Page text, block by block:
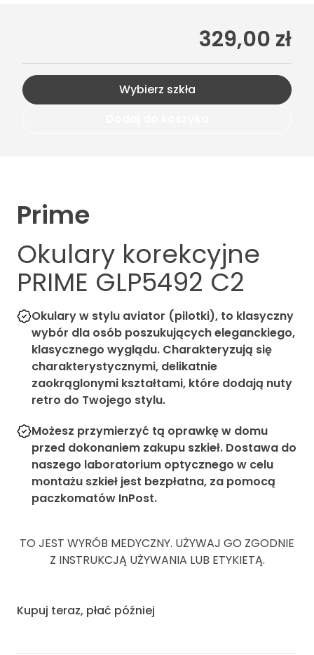
329,00 zł
Wybierz szkła
Prime
Okulary korekcyjne
PRIME GLP5492 C2
Okulary w stylu aviator (pilotki), to klasyczny
wybór dla osób poszukujących eleganckiego,
klasycznego wyglądu. Charakteryzują się
charakterystycznymi, delikatnie
zaokrąglonymi kształtami, które dodają nuty
retro do Twojego stylu.
Możesz przymierzyć tą oprawkę w domu
przed dokonaniem zakupu szkieł. Dostawa do
naszego laboratorium optycznego w celu
montażu szkieł jest bezpłatna, za pomocą
paczkomatów InPost.
TO JEST WYRÓB MEDYCZNY. UŻYWAJ GO ZGODNIE
Z INSTRUKCJĄ UŻYWANIA LUB ETYKIETĄ.
Kupuj teraz, płać później